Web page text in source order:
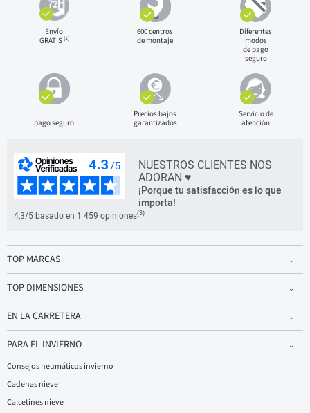
Envío
GRATIS(1)
600 centros
de montaje
Diferentes
modos
de pago
seguro
pago seguro
Precios bajos
garantizados
Servicio de
atención
NUESTROS CLIENTES NOS
ADORAN ♥
¡Porque tu satisfacción es lo que
importa!
4,3/5 basado en 1 459 opiniones(3)
TOP MARCAS
TOP DIMENSIONES
EN LA CARRETERA
PARA EL INVIERNO
Consejos neumáticos invierno
Cadenas nieve
Calcetines nieve